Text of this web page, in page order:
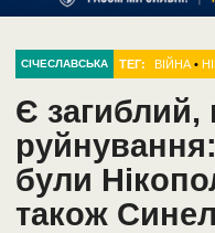
СІЧЕСЛАВСЬКА ТЕГ: ВІЙНА •
Є загиблий,
були
також